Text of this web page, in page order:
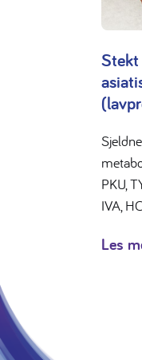
PKU,
IVA,
Les